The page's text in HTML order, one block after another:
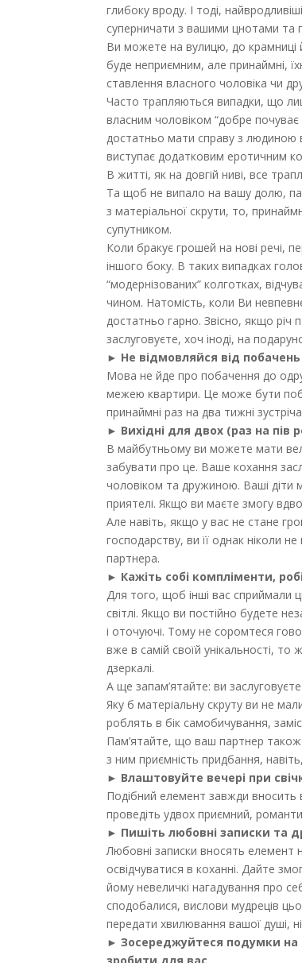
глибоку вроду. І тоді,
суперничати з вашими цнотами та
Ви можете на вулицю, до
буде неприємним, але принаймні,
ставлення власного чоловіка чи
Часто трапляються випадки, що
власним чоловіком “добре
достатньо мати справу з людиною
виступає додатковим еротичним
В житті, як на довгій ниві, все
Та щоб не випало на вашу долю,
з матеріальної скрути, то,
супутником.
Коли бракує грошей на нові речі,
іншого боку. В таких випадках
“модернізованих” колготках,
чином. Натомість, коли Ви
достатньо гарно. Звісно, якщо річ
заслуговуєте, хоч іноді, на
► Не відмовляйся від побачень
Мова не йде про побачення до
межею квартири. Це може бути
принаймні раз на два тижні
► Вихідні для двох (раз на пів
В майбутньому ви можете мати
забувати про це. Ваше кохання
чоловіком та дружиною. Ваші діти
приятелі. Якщо ви маєте змогу
Але навіть, якщо у вас не стане
господарству, ви її однак ніколи
партнера.
► Кажіть собі компліменти,
Для того, щоб інші вас сприймали
світлі. Якщо ви постійно будете
і оточуючі. Тому не соромтеся
вже в самій своїй унікальності,
дзеркалі.
А ще запам’ятайте: ви
Яку б матеріальну скруту ви не
роблять в бік самобичування,
Пам’ятайте, що ваш партнер також
з ним приємність придбання,
► Влаштовуйте вечері при
Подібний елемент завжди вносить
проведіть удвох приємний,
► Пишіть любовні записки та
Любовні записки вносять елемент
освідчуватися в коханні. Дайте
йому невеличкі нагадування про
сподобалися, вислови мудреців
передати хвилювання вашої душі,
► Зосереджуйтеся подумки